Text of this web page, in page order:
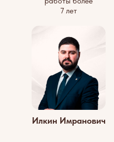
7 лет
Илкин Имранович